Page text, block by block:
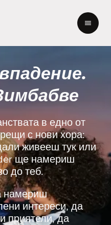
в едно от
с нови хора:
живееш тук или
ще намериш
до теб.
намериш
интереси, да
приятели, да